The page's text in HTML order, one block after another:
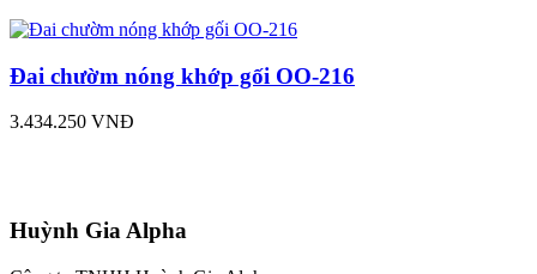
Đai chườm nóng khớp gối OO-216
3.434.250 VNĐ
Huỳnh Gia Alpha